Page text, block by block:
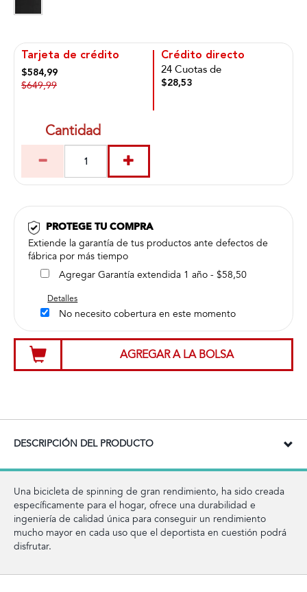
Tarjeta de crédito
$584,99
$649,99
Crédito directo
24 Cuotas de
$28,53
Cantidad
PROTEGE TU COMPRA
Extiende la garantía de tus productos ante defectos de
fábrica por más tiempo
Agregar Garantía extendida 1 año - $58,50
Detalles
No necesito cobertura en este momento
AGREGAR A LA BOLSA
DESCRIPCIÓN DEL PRODUCTO
Una bicicleta de spinning de gran rendimiento, ha sido creada
específicamente para el hogar, ofrece una durabilidad e
ingeniería de calidad única para conseguir un rendimiento
mucho mayor en cada uso que el deportista en cuestión podrá
disfrutar.